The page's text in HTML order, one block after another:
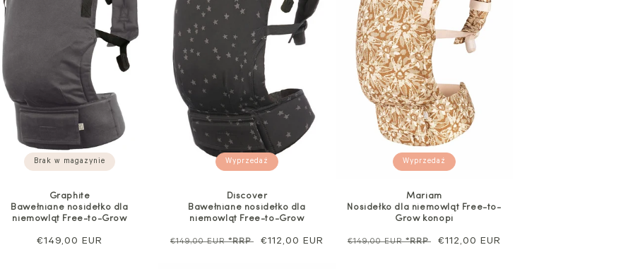
Brak w magazynie
Graphite
Bawełniane nosidełko dla
niemowląt Free-to-Grow
Cena
€149,00 EUR
Wyprzedaż
Discover
Bawełniane nosidełko dla
niemowląt Free-to-Grow
Cena
€149,00 EUR*RRP
Cena
€112,00 EUR
Wyprzedaż
Mariam
Nosidełko dla niemowląt Free-to-
Grow konopi
Cena
€149,00 EUR*RRP
Cena
€112,00 EUR